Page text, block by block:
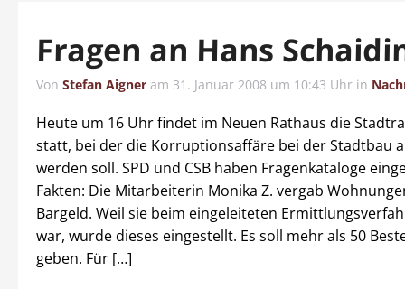
Fragen an Hans
Von Stefan Aigner am 31. Januar 2008 um 10:43 Uhr in
Heute um 16 Uhr findet im Neuen Rathaus die
statt, bei der die Korruptionsaffäre bei der Stadtbau
werden soll. SPD und CSB haben Fragenkataloge
Fakten: Die Mitarbeiterin Monika Z. vergab
Bargeld. Weil sie beim eingeleiteten
war, wurde dieses eingestellt. Es soll mehr als 50
geben. Für […]